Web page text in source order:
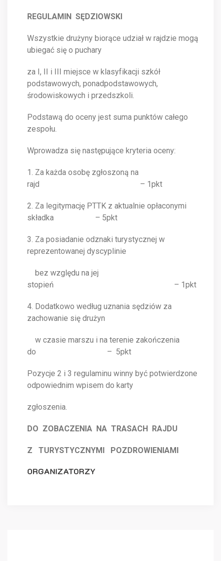
REGULAMIN SĘDZIOWSKI
Wszystkie drużyny biorące udział w rajdzie mogą
ubiegać się o puchary
za I, II i III miejsce w klasyfikacji szkół
podstawowych, ponadpodstawowych,
środowiskowych i przedszkoli.
Podstawą do oceny jest suma punktów całego
zespołu.
Wprowadza się następujące kryteria oceny:
1. Za każda osobę zgłoszoną na
rajd – 1pkt
2. Za legitymację PTTK z aktualnie opłaconymi
składka – 5pkt
3. Za posiadanie odznaki turystycznej w
reprezentowanej dyscyplinie
bez względu na jej
stopień – 1pkt
4. Dodatkowo według uznania sędziów za
zachowanie się drużyn
w czasie marszu i na terenie zakończenia
do – 5pkt
Pozycje 2 i 3 regulaminu winny być potwierdzone
odpowiednim wpisem do karty
zgłoszenia.
DO ZOBACZENIA NA TRASACH RAJDU
Z TURYSTYCZNYMI POZDROWIENIAMI
ORGANIZATORZY